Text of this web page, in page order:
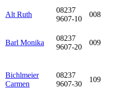
Alt Ruth
08237
9607-10
008
Barl Monika
08237
9607-20
009
Bichlmeier
Carmen
08237
9607-30
109